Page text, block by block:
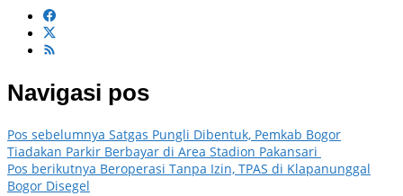
Navigasi pos
Pos sebelumnya Satgas Pungli Dibentuk, Pemkab Bogor
Tiadakan Parkir Berbayar di Area Stadion Pakansari
Pos berikutnya Beroperasi Tanpa Izin, TPAS di Klapanunggal
Bogor Disegel